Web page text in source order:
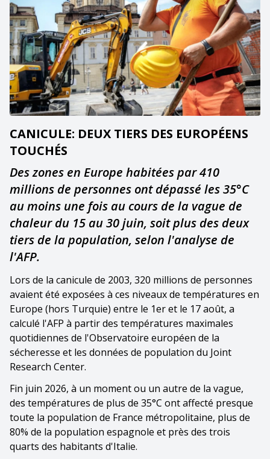
CANICULE: DEUX TIERS DES EUROPÉENS
TOUCHÉS
Des zones en Europe habitées par 410
millions de personnes ont dépassé les 35°C
au moins une fois au cours de la vague de
chaleur du 15 au 30 juin, soit plus des deux
tiers de la population, selon l'analyse de
l'AFP.
Lors de la canicule de 2003, 320 millions de personnes
avaient été exposées à ces niveaux de températures en
Europe (hors Turquie) entre le 1er et le 17 août, a
calculé l'AFP à partir des températures maximales
quotidiennes de l'Observatoire européen de la
sécheresse et les données de population du Joint
Research Center.
Fin juin 2026, à un moment ou un autre de la vague,
des températures de plus de 35°C ont affecté presque
toute la population de France métropolitaine, plus de
80% de la population espagnole et près des trois
quarts des habitants d'Italie.